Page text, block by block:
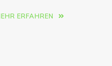
ERFAHREN